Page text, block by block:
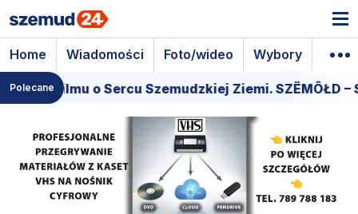
Home Wiadomości Foto/wideo Wybory
Polecaneo Sercu Szemudzkiej Ziemi. SZËMÔŁD – SERCE